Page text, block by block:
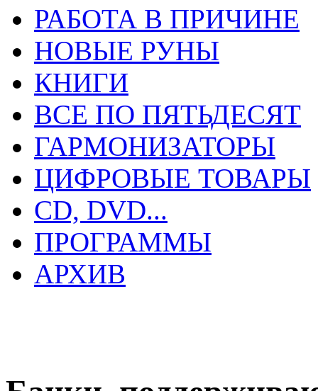
РАБОТА В ПРИЧИНЕ
НОВЫЕ РУНЫ
КНИГИ
ВСЕ ПО ПЯТЬДЕСЯТ
ГАРМОНИЗАТОРЫ
ЦИФРОВЫЕ ТОВАРЫ
CD, DVD...
ПРОГРАММЫ
АРХИВ